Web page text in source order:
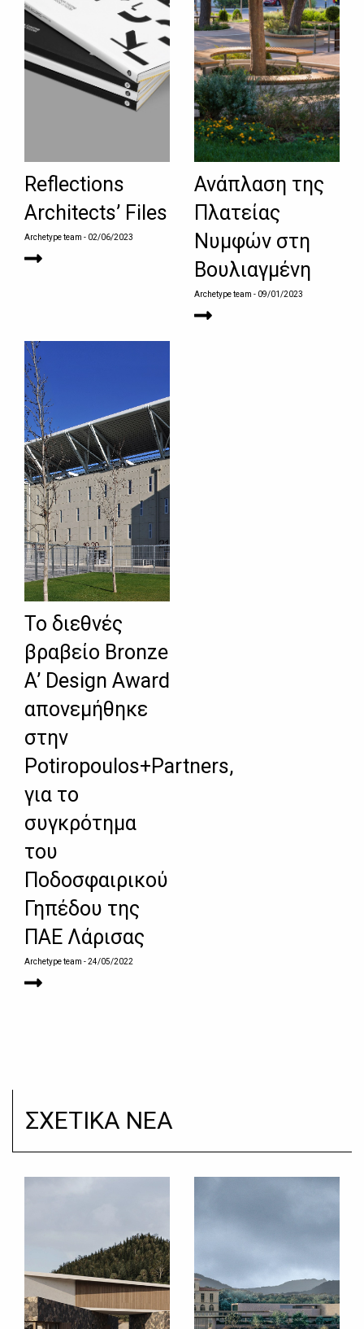
Reflections
Architects’ Files
Archetype team - 02/06/2023
Ανάπλαση της
Πλατείας
Νυμφών στη
Βουλιαγμένη
Archetype team - 09/01/2023
Το διεθνές
βραβείο Bronze
A’ Design Award
απονεμήθηκε
στην
Potiropoulos+Partners,
για το
συγκρότημα
του
Ποδοσφαιρικού
Γηπέδου της
ΠΑΕ Λάρισας
Archetype team - 24/05/2022
ΣΧΕΤΙΚΑ ΝΕΑ